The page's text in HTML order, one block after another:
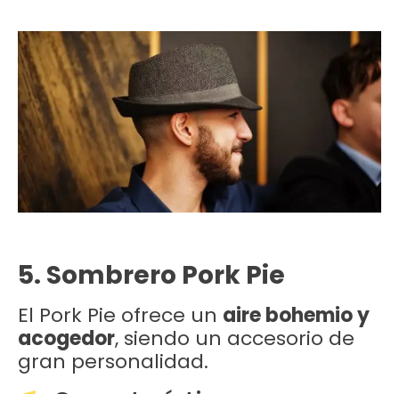
5. Sombrero Pork Pie
El Pork Pie ofrece un aire bohemio y
acogedor, siendo un accesorio de
gran personalidad.